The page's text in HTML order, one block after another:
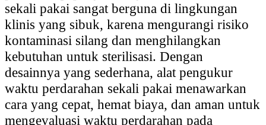
sekali pakai sangat berguna di lingkungan
klinis yang sibuk, karena mengurangi risiko
kontaminasi silang dan menghilangkan
kebutuhan untuk sterilisasi. Dengan
desainnya yang sederhana, alat pengukur
waktu perdarahan sekali pakai menawarkan
cara yang cepat, hemat biaya, dan aman untuk
mengevaluasi waktu perdarahan pada